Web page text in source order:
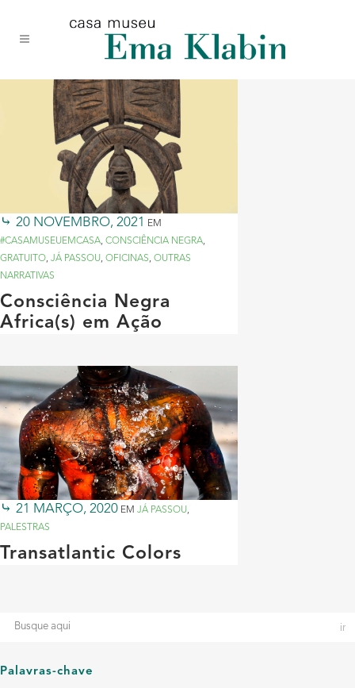
conteúdo
navegação
site
20 NOVEMBRO, 2021
EM
#CASAMUSEUEMCASA, CONSCIÊNCIA NEGRA,
GRATUITO, JÁ PASSOU, OFICINAS, OUTRAS
NARRATIVAS
Consciência Negra
Africa(s) em Ação
21 MARÇO, 2020 EM JÁ PASSOU,
PALESTRAS
Transatlantic Colors
Palavras-chave